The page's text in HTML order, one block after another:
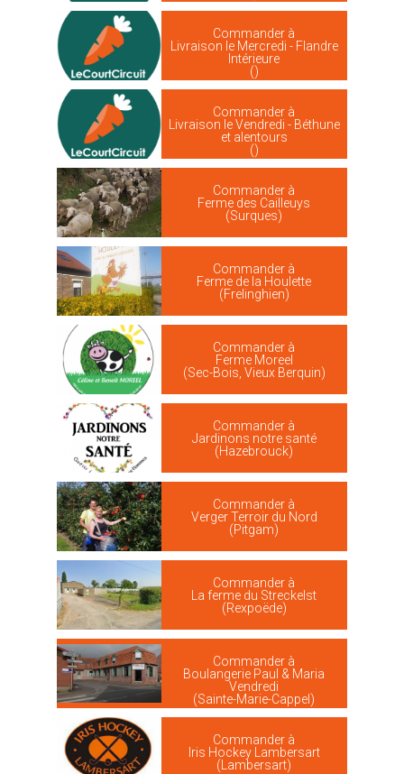
Commander à
Livraison le Mercredi - Flandre
Intérieure
()
Commander à
Livraison le Vendredi - Béthune
et alentours
()
Commander à
Ferme des Cailleuys
(Surques)
Commander à
Ferme de la Houlette
(Frelinghien)
Commander à
Ferme Moreel
(Sec-Bois, Vieux Berquin)
Commander à
Jardinons notre santé
(Hazebrouck)
Commander à
Verger Terroir du Nord
(Pitgam)
Commander à
La ferme du Streckelst
(Rexpoëde)
Commander à
Boulangerie Paul & Maria
Vendredi
(Sainte-Marie-Cappel)
Commander à
Iris Hockey Lambersart
(Lambersart)